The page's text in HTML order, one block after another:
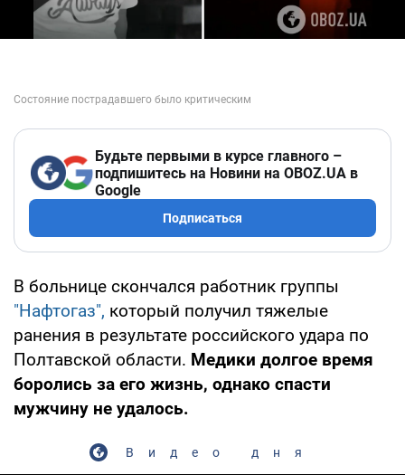
Будьте первыми в курсе главного –
подпишитесь на Новини на OBOZ.UA в
Google
Подписаться
В больнице скончался работник группы
"Нафтогаз", который получил тяжелые
ранения в результате российского удара по
Полтавской области. Медики долгое время
боролись за его жизнь, однако спасти
мужчину не удалось.
Видео дня